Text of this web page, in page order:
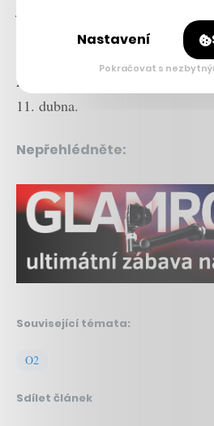
odvolání a jen v případě
Vodafone Italy, Italy Telecom a
zdarma svým klientům přidává
11. dubna.
Nepřehlédněte:
Související témata:
O2
Sdílet článek
Nastavení
Pokračovat s